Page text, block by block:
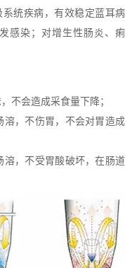
统疾病，有效稳定蓝耳病
感染；对增生性肠炎、痢
不会造成采食量下降；
溶，不伤胃，不会对胃造成
溶，不受胃酸破坏，在肠道